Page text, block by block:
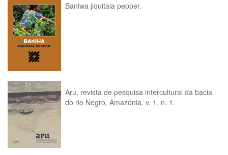
Baniwa jiquitaia pepper.
Aru, revista de pesquisa intercultural da bacia
do rio Negro, Amazônia, v. 1, n. 1.